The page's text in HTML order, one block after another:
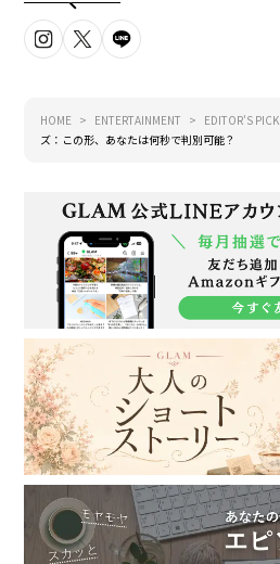
HOME ENTERTAINMENT EDITOR'S PICK
ズ：この形、あなたは何秒で判別可能？